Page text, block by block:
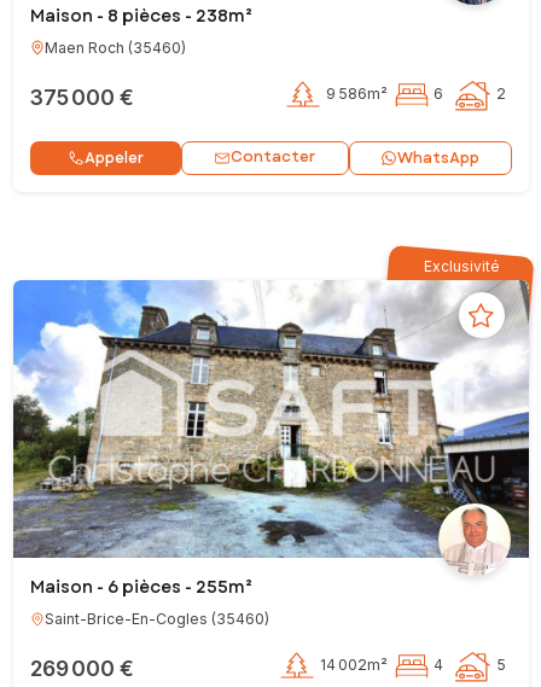
Maison - 8 pièces - 238m²
Maen Roch (35460)
375 000 € 9 586m² 6 2
Appeler Contacter WhatsApp
Exclusivité
Maison - 6 pièces - 255m²
Saint-Brice-En-Cogles (35460)
269 000 € 14 002m² 4 5